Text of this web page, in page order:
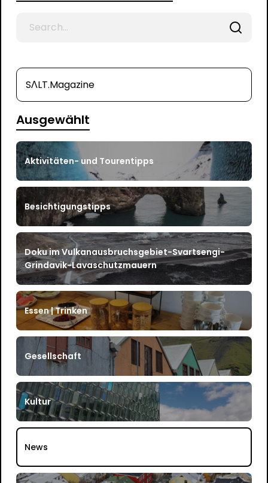
SΛLT.Magazine
Ausgewählt
Aktivitäten- und Tourentipps
Besichtigungstipps
Doku im Vulkanausbruchsgebiet-Svartsengi-
Grindavik-Lavaschutzmauern
Essen | Trinken
Gesellschaft
Kultur
News